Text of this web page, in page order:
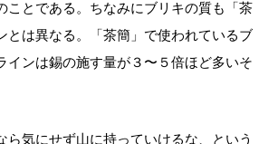
ことである。ちなみにブリキの質も「茶
とは異なる。「茶簡」で使われているブ
インは錫の施す量が３〜５倍ほど多いそ
ら気にせず山に持っていけるな、という